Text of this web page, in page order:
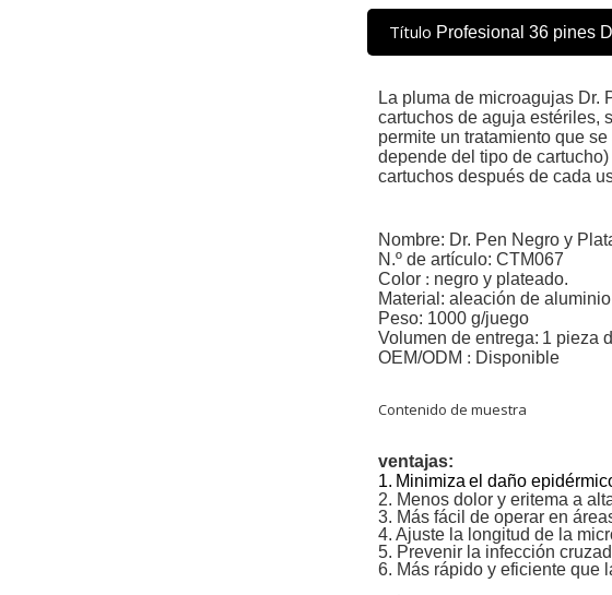
Título Profesional 36 pines
La pluma de microagujas Dr.
cartuchos de aguja estériles,
permite un tratamiento que
depende del tipo de cartucho)
cartuchos después de cada
Nombre: Dr. Pen Negro y
N.º de artículo: CTM067
Color : negro y plateado.
Material: aleación de aluminio
Peso: 1000 g/juego
Volumen de entrega: 1 pieza
OEM/ODM : Disponible
Contenido de muestra
ventajas:
1. Minimiza el daño
2. Menos dolor y eritema a
3. Más fácil de operar en
4. Ajuste la longitud de la
5. Prevenir la infección
6. Más rápido y eficiente que